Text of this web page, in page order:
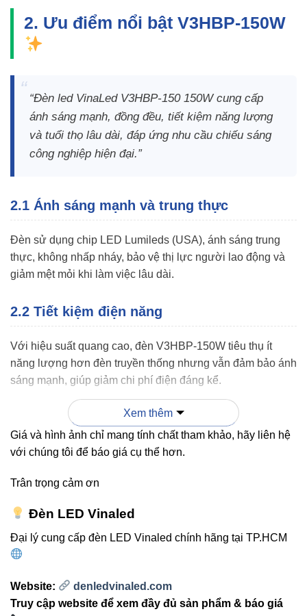
2. Ưu điểm nổi bật V3HBP-150W
“Đèn led VinaLed V3HBP-150 150W cung cấp
ánh sáng mạnh, đồng đều, tiết kiệm năng lượng
và tuổi thọ lâu dài, đáp ứng nhu cầu chiếu sáng
công nghiệp hiện đại.”
2.1 Ánh sáng mạnh và trung thực
Đèn sử dụng chip LED Lumileds (USA), ánh sáng trung
thực, không nhấp nháy, bảo vệ thị lực người lao động và
giảm mệt mỏi khi làm việc lâu dài.
2.2 Tiết kiệm điện năng
Với hiệu suất quang cao, đèn V3HBP-150W tiêu thụ ít
năng lượng hơn đèn truyền thống nhưng vẫn đảm bảo ánh
sáng mạnh, giúp giảm chi phí điện đáng kể.
2.3 Tuổi thọ và độ bền cao
Tuổi thọ lên đến 50.000 giờ, vỏ đèn chắc chắn chống bụi,
khắc nghiệt.
dòng VinaLed khác
Xem thêm
Giá và hình ảnh chỉ mang tính chất tham khảo, hãy liên hệ
với chúng tôi để báo giá cụ thể hơn.
Trân trọng cảm ơn
Đèn LED Vinaled
Đại lý cung cấp đèn LED Vinaled chính hãng tại TP.HCM
Website:
denledvinaled.com
Truy cập website để xem đầy đủ sản phẩm & báo giá